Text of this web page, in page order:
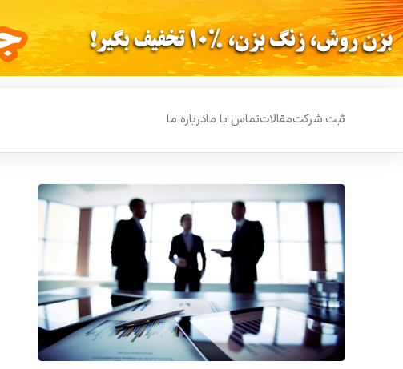
ثبت شرکتمقالاتتماس با مادرباره ما